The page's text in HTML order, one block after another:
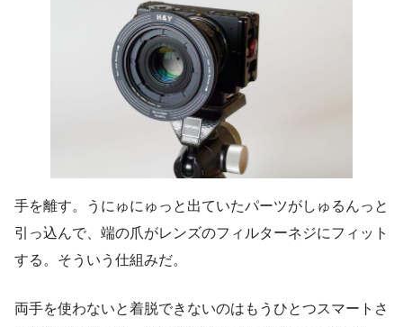
手を離す。うにゅにゅっと出ていたパーツがしゅるんっと
引っ込んで、端の爪がレンズのフィルターネジにフィット
する。そういう仕組みだ。
両手を使わないと着脱できないのはもうひとつスマートさ